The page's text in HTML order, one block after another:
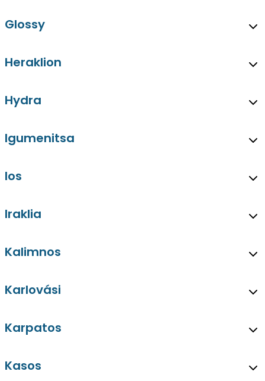
Glossy
Heraklion
Hydra
Igumenitsa
Ios
Iraklia
Kalimnos
Karlovási
Karpatos
Kasos